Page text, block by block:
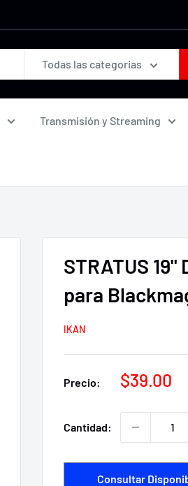
Todas las categorias
Transmisión y Streaming
STRATUS
para
IKAN
Precio:
Precio
venta
$39.00
Cantidad:
Consultar